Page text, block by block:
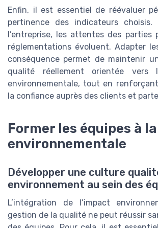
Enfin, il est essentiel de réévaluer
pertinence des indicateurs choisis.
l’entreprise, les attentes des parties
réglementations évoluent. Adapter
conséquence permet de maintenir
qualité réellement orientée vers
environnementale, tout en
la confiance auprès des clients et
Former les équipes à
environnementale
Développer une culture
environnement au sein des
L’intégration de l’impact
gestion de la qualité ne peut réussir